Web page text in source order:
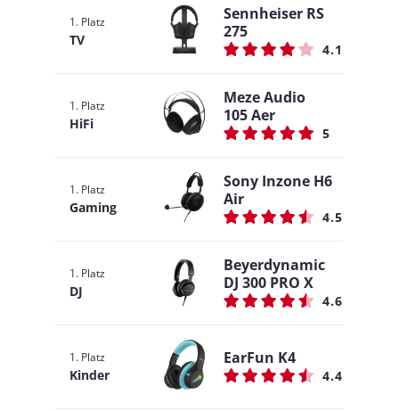
1. Platz
TV
Sennheiser RS
275
4.1
1. Platz
HiFi
Meze Audio
105 Aer
5
1. Platz
Gaming
Sony Inzone H6
Air
4.5
1. Platz
DJ
Beyerdynamic
DJ 300 PRO X
4.6
1. Platz
Kinder
EarFun K4
4.4